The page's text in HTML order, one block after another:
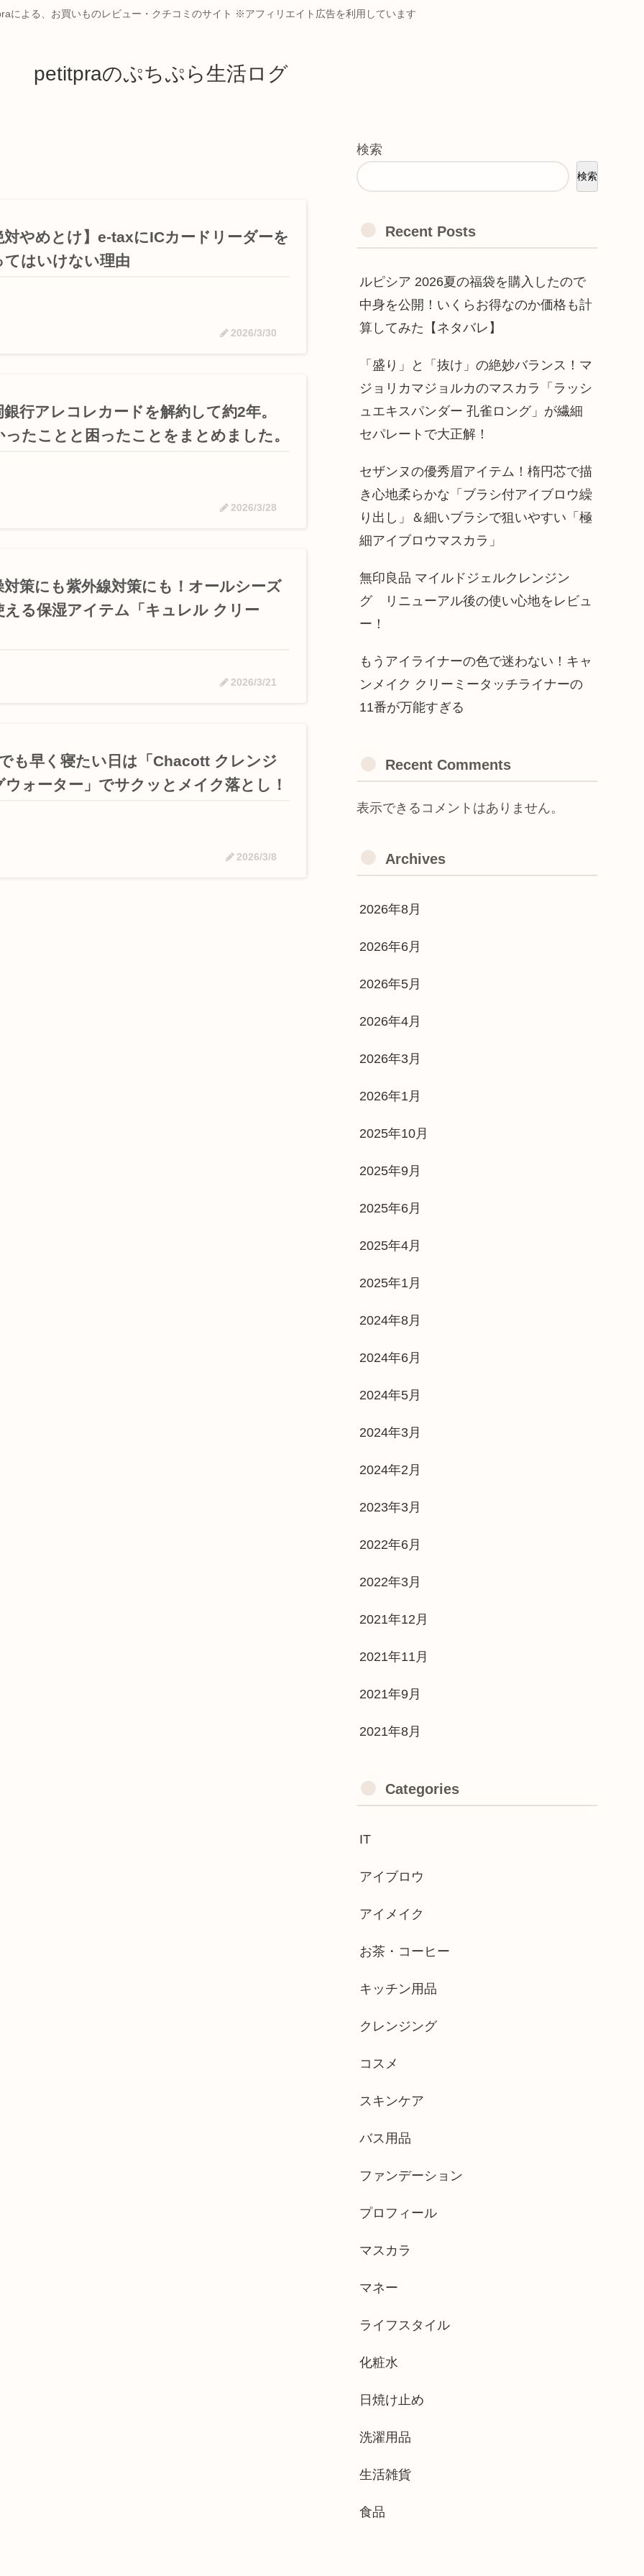
による、お買いものレビュー・クチコミのサイト ※アフィリエイト広告を利用しています
petitpraのぷちぷら生活ログ
対やめとけ】e-taxにICカードリーダーを
てはいけない理由
2026/3/30
銀行アレコレカードを解約して約2年。
ったことと困ったことをまとめました。
2026/3/28
対策にも紫外線対策にも！オールシーズ
える保湿アイテム「キュレル クリー
2026/3/21
も早く寝たい日は「Chacott クレンジ
ウォーター」でサクッとメイク落とし！
2026/3/8
検索
検索
Recent Posts
ルピシア 2026夏の福袋を購入したので
中身を公開！いくらお得なのか価格も計
算してみた【ネタバレ】
「盛り」と「抜け」の絶妙バランス！マ
ジョリカマジョルカのマスカラ「ラッシ
ュエキスパンダー 孔雀ロング」が繊細
セパレートで大正解！
セザンヌの優秀眉アイテム！楕円芯で描
き心地柔らかな「ブラシ付アイブロウ繰
り出し」＆細いブラシで狙いやすい「極
細アイブロウマスカラ」
無印良品 マイルドジェルクレンジン
グ リニューアル後の使い心地をレビュ
ー！
もうアイライナーの色で迷わない！キャ
ンメイク クリーミータッチライナーの
11番が万能すぎる
Recent Comments
表示できるコメントはありません。
Archives
2026年8月
2026年6月
2026年5月
2026年4月
2026年3月
2026年1月
2025年10月
2025年9月
2025年6月
2025年4月
2025年1月
2024年8月
2024年6月
2024年5月
2024年3月
2024年2月
2023年3月
2022年6月
2022年3月
2021年12月
2021年11月
2021年9月
2021年8月
Categories
IT
アイブロウ
アイメイク
お茶・コーヒー
キッチン用品
クレンジング
コスメ
スキンケア
バス用品
ファンデーション
プロフィール
マスカラ
マネー
ライフスタイル
化粧水
日焼け止め
洗濯用品
生活雑貨
食品